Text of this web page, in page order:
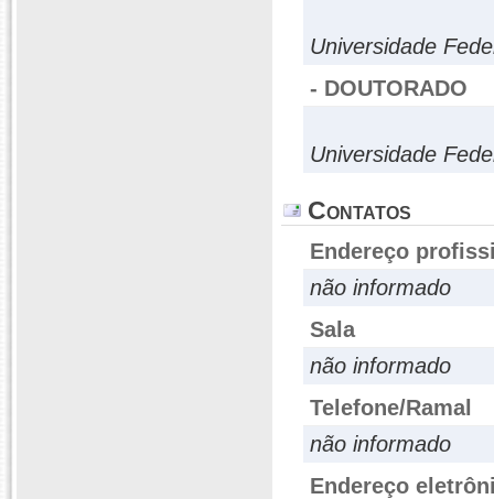
Universidade
- DOUTORADO
Universidade
Contatos
Endereço
não informado
Sala
não informado
Telefone/Ramal
não informado
Endereço